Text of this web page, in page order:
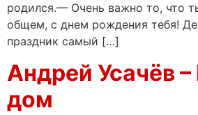
родился.— Очень важно то, что
общем, с днем рождения тебя!
праздник самый […]
Андрей Усачёв
дом